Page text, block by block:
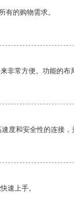
有的购物需求。
非常方便。功能的布
度和安全性的连接，
速上手。